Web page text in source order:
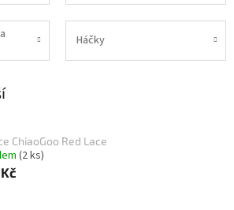
Háčky
ChiaoGoo Red Lace
(2 ks)